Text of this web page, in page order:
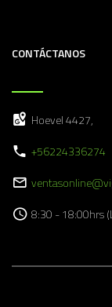
CONTÁCTANOS
Hoevel 4427,
+56224336274
8:30 - 18:00hrs